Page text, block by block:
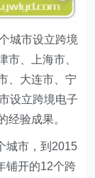
城市设立跨境
市、上海市、
、大连市、宁
设立跨境电子
经验成果。
城市，到2015
铺开的12个跨